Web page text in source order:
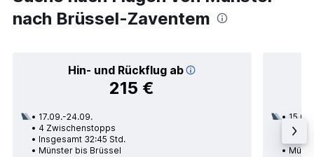
nach Brüssel-Zaventem
Hin- und Rückflug ab
215 €
17.09.-24.09.
4 Zwischenstopps
Insgesamt 32:45 Std.
Münster bis Brüssel
15.08.
1